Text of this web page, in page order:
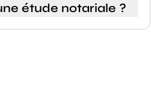
étude notariale ?